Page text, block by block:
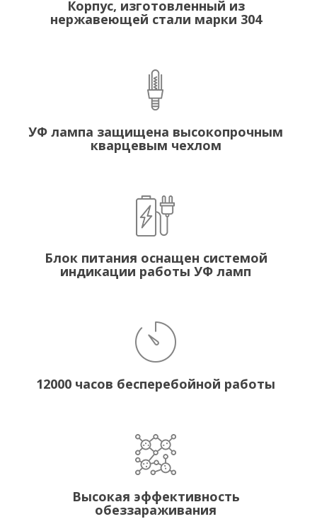
Корпус, изготовленный из
нержавеющей стали марки 304
УФ лампа защищена высокопрочным
кварцевым чехлом
Блок питания оснащен системой
индикации работы УФ ламп
12000 часов бесперебойной работы
Высокая эффективность
обеззараживания